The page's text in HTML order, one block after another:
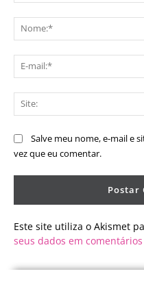
Salve meu nome, e-mail e
vez que eu comentar.
Este site utiliza o Akismet
seus dados em